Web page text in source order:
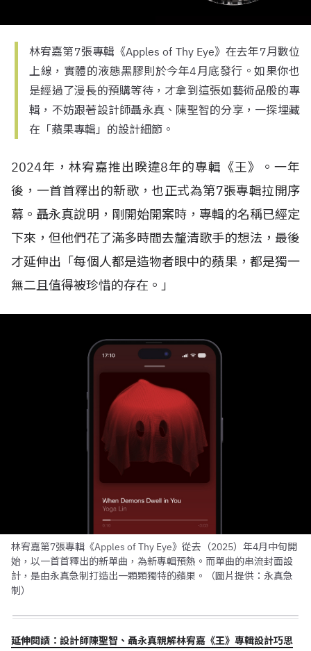
林宥嘉第7張專輯《Apples of Thy Eye》在去年7月數位
上線，實體的液態黑膠則於今年4月底發行。如果你也
是經過了漫長的預購等待，才拿到這張如藝術品般的專
輯，不妨跟著設計師聶永真、陳聖智的分享，一探埋藏
在「蘋果專輯」的設計細節。
2024年，林宥嘉推出睽違8年的專輯《王》。一年
後，一首首釋出的新歌，也正式為第7張專輯拉開序
幕。聶永真說明，剛開始開案時，專輯的名稱已經定
下來，但他們花了滿多時間去釐清歌手的想法，最後
才延伸出「每個人都是造物者眼中的蘋果，都是獨一
無二且值得被珍惜的存在。」
林宥嘉第7張專輯《Apples of Thy Eye》從去（2025）年4月中旬開
始，以一首首釋出的新單曲，為新專輯預熱。而單曲的串流封面設
計，是由永真急制打造出一顆顆獨特的蘋果。（圖片提供：永真急
制）
延伸閱讀：設計師陳聖智、聶永真親解林宥嘉《王》專輯設計巧思